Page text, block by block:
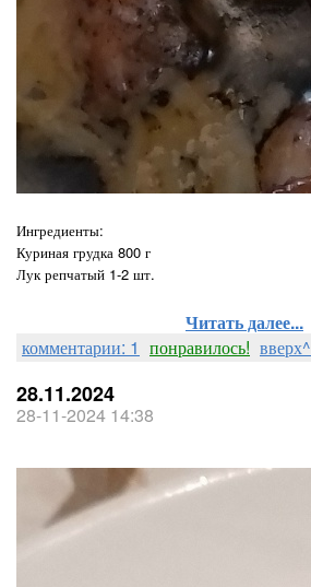
Ингредиенты:
Куриная грудка 800 г
Лук репчатый 1-2 шт.
Читать далее...
комментарии: 1 понравилось! вверх^
28.11.2024
28-11-2024 14:38